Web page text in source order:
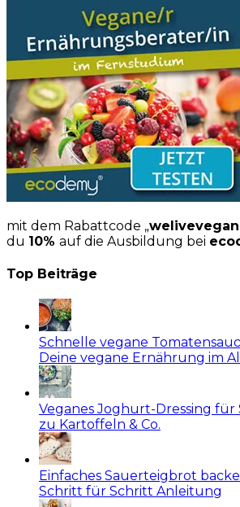
mit dem Rabattcode „
du 10% auf die Ausbildung bei
Top Beiträge
Schnelle vegane
Deine vegane Ernährung im
Veganes Joghurt-Dressing für
zu Kartoffeln & Co.
Einfaches Sauerteigbrot
Schritt für Schritt Anleitung